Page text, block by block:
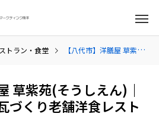
トラン・食堂 【八代市】洋膳屋 草紫苑(そうしえん)｜球磨川沿いの煉瓦づくり老舗洋食レストラン
草紫苑(そうしえん)｜
づくり老舗洋食レスト